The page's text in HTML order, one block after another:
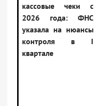
кассовые чеки с
2026 года: ФНС
указала на нюансы
контроля в I
квартале